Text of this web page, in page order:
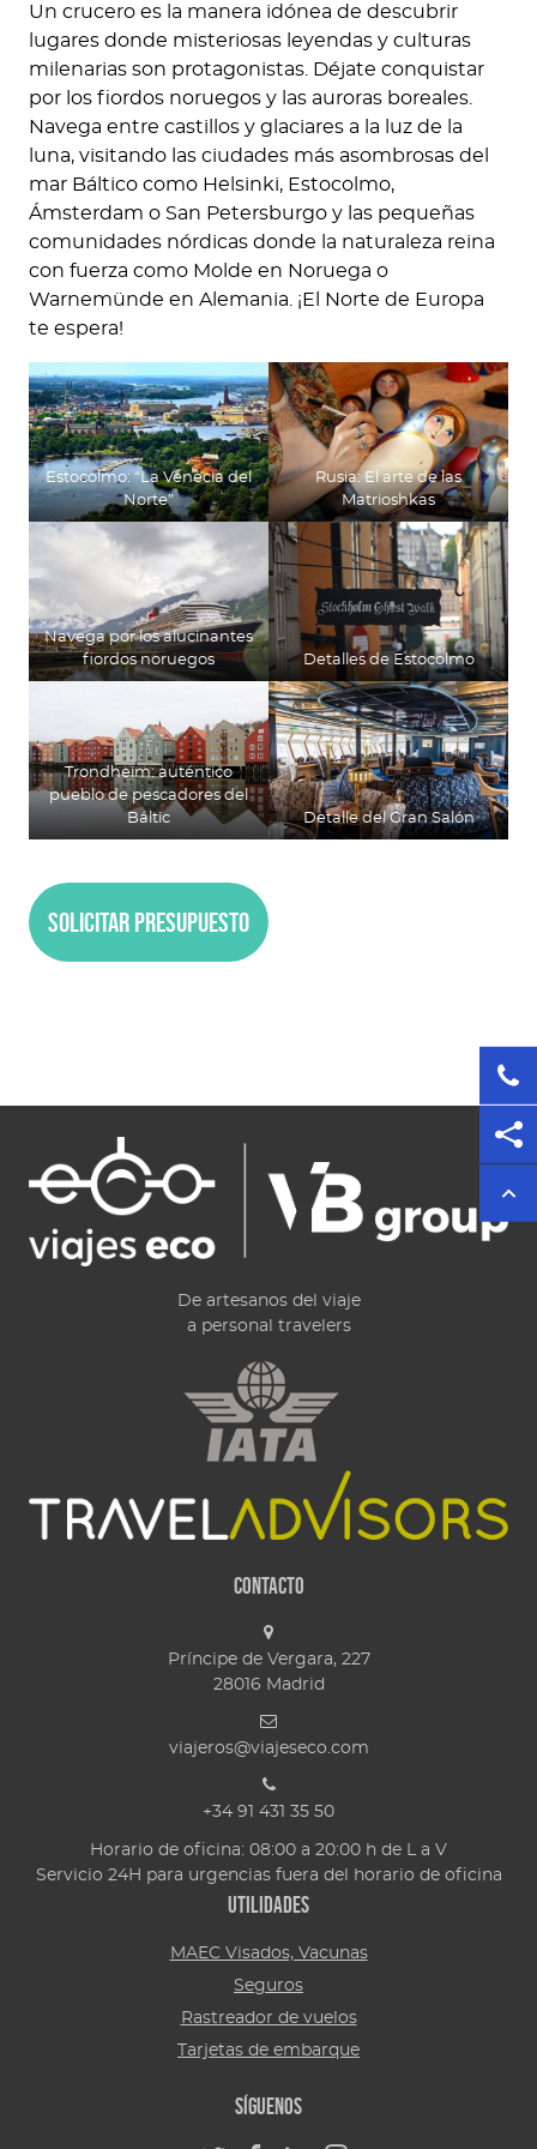
Un crucero es la manera idónea de descubrir
lugares donde misteriosas leyendas y culturas
milenarias son protagonistas. Déjate conquistar
por los fiordos noruegos y las auroras boreales.
Navega entre castillos y glaciares a la luz de la
luna, visitando las ciudades más asombrosas del
mar Báltico como Helsinki, Estocolmo,
Ámsterdam o San Petersburgo y las pequeñas
comunidades nórdicas donde la naturaleza reina
con fuerza como Molde en Noruega o
Warnemünde en Alemania. ¡El Norte de Europa
te espera!
Estocolmo: “La Venecia del
Norte”
Rusia: El arte de las
Matrioshkas
Navega por los alucinantes
fiordos noruegos
Detalles de Estocolmo
Trondheim: auténtico
pueblo de pescadores del
Báltic
Detalle del Gran Salón
Solicitar presupuesto
De artesanos del viaje
a personal travelers
Contacto
Príncipe de Vergara, 227
28016 Madrid
viajeros@viajeseco.com
+34 91 431 35 50
Horario de oficina: 08:00 a 20:00 h de L a V
Servicio 24H para urgencias fuera del horario de oficina
Utilidades
MAEC Visados, Vacunas
Seguros
Rastreador de vuelos
Tarjetas de embarque
Síguenos